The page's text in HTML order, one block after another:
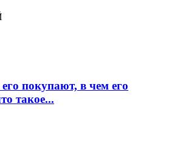
покупают, в чем его
такое...